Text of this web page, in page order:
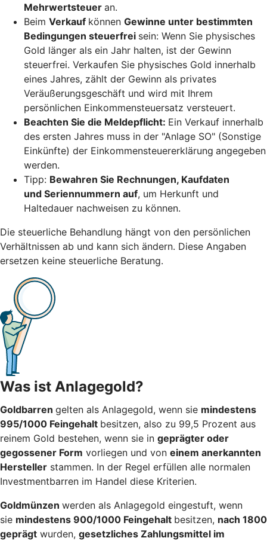
Mehrwertsteuer an.
Beim Verkauf können Gewinne unter bestimmten
Bedingungen steuerfrei sein: Wenn Sie physisches
Gold länger als ein Jahr halten, ist der Gewinn
steuerfrei. Verkaufen Sie physisches Gold innerhalb
eines Jahres, zählt der Gewinn als privates
Veräußerungsgeschäft und wird mit Ihrem
persönlichen Einkommensteuersatz versteuert.
Beachten Sie die Meldepflicht: Ein Verkauf innerhalb
des ersten Jahres muss in der "Anlage SO" (Sonstige
Einkünfte) der Einkommensteuererklärung angegeben
werden.
Tipp: Bewahren Sie Rechnungen, Kaufdaten
und Seriennummern auf, um Herkunft und
Haltedauer nachweisen zu können.
Die steuerliche Behandlung hängt von den persönlichen
Verhältnissen ab und kann sich ändern. Diese Angaben
ersetzen keine steuerliche Beratung.
Was ist Anlagegold?
Goldbarren gelten als Anlagegold, wenn sie mindestens
995/1000 Feingehalt besitzen, also zu 99,5 Prozent aus
reinem Gold bestehen, wenn sie in geprägter oder
gegossener Form vorliegen und von einem anerkannten
Hersteller stammen. In der Regel erfüllen alle normalen
Investmentbarren im Handel diese Kriterien.
Goldmünzen werden als Anlagegold eingestuft, wenn
sie mindestens 900/1000 Feingehalt besitzen, nach 1800
geprägt wurden, gesetzliches Zahlungsmittel im